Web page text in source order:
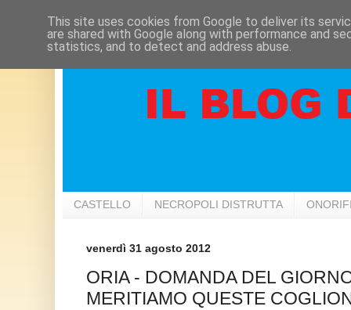
CASTELLO NECROPOLI DISTRUTTA
venerdì 31 agosto 2012
ORIA - DOMANDA DEL
MERITIAMO QUESTE
This site uses cookies from Google to deliver its
are shared with Google along with performance and
statistics, and to detect and address abuse.